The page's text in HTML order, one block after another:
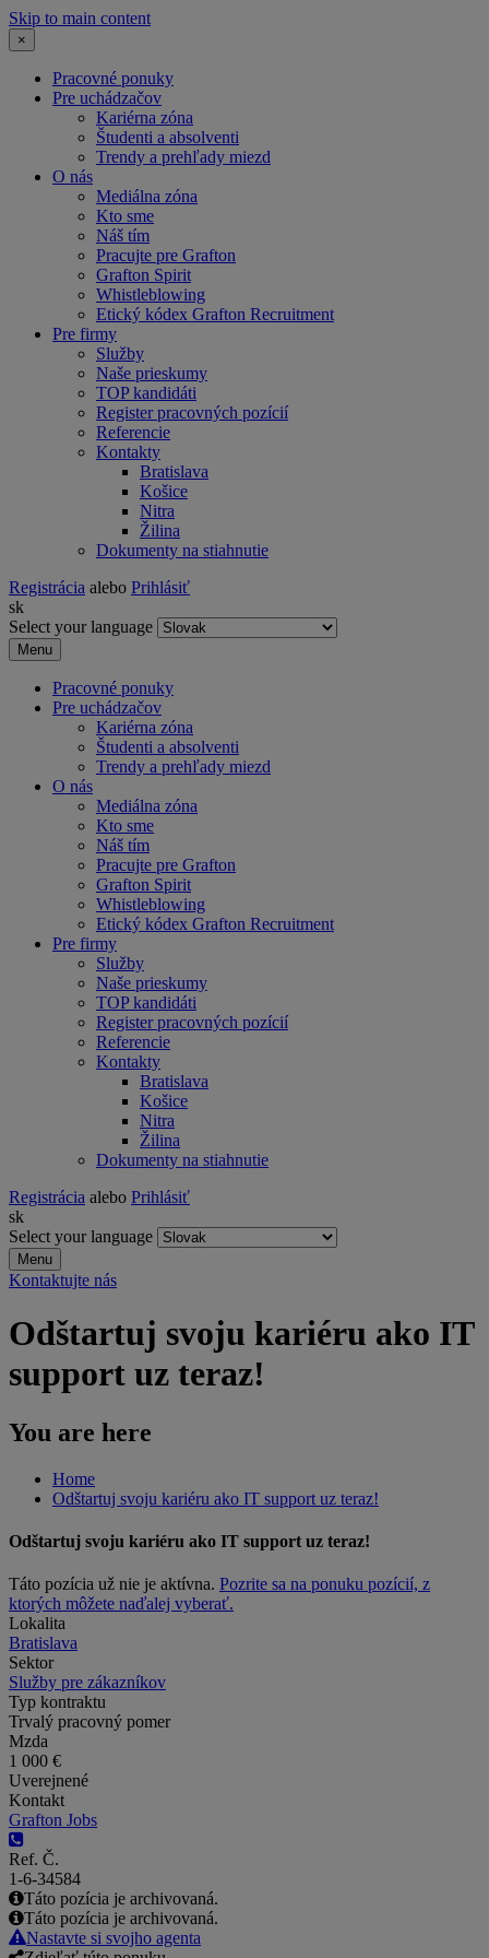
Skip to main content
×
Pracovné ponuky
Pre uchádzačov
Kariérna zóna
Študenti a absolventi
Trendy a prehľady miezd
O nás
Mediálna zóna
Kto sme
Náš tím
Pracujte pre Grafton
Grafton Spirit
Whistleblowing
Etický kódex Grafton Recruitment
Pre firmy
Služby
Naše prieskumy
TOP kandidáti
Register pracovných pozícií
Referencie
Kontakty
Bratislava
Košice
Nitra
Žilina
Dokumenty na stiahnutie
Registrácia alebo Prihlásiť
sk
Select your language
Menu
Pracovné ponuky
Pre uchádzačov
Kariérna zóna
Študenti a absolventi
Trendy a prehľady miezd
O nás
Mediálna zóna
Kto sme
Náš tím
Pracujte pre Grafton
Grafton Spirit
Whistleblowing
Etický kódex Grafton Recruitment
Pre firmy
Služby
Naše prieskumy
TOP kandidáti
Register pracovných pozícií
Referencie
Kontakty
Bratislava
Košice
Nitra
Žilina
Dokumenty na stiahnutie
Registrácia alebo Prihlásiť
sk
Select your language
Menu
Kontaktujte nás
Odštartuj svoju kariéru ako IT
support uz teraz!
You are here
Home
Odštartuj svoju kariéru ako IT support uz teraz!
Odštartuj svoju kariéru ako IT support uz teraz!
Táto pozícia už nie je aktívna. Pozrite sa na ponuku pozícií, z
ktorých môžete naďalej vyberať.
Lokalita
Bratislava
Sektor
Služby pre zákazníkov
Typ kontraktu
Trvalý pracovný pomer
Mzda
1 000 €
Uverejnené
Kontakt
Grafton Jobs
Ref. Č.
1-6-34584
Táto pozícia je archivovaná.
Táto pozícia je archivovaná.
Nastavte si svojho agenta